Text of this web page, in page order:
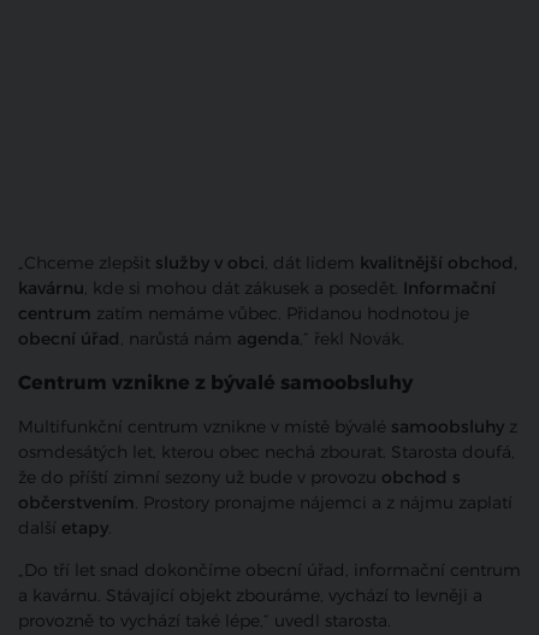
„Chceme zlepšit služby v obci, dát lidem kvalitnější obchod,
kavárnu, kde si mohou dát zákusek a posedět. Informační
centrum zatím nemáme vůbec. Přidanou hodnotou je
obecní úřad, narůstá nám agenda,“ řekl Novák.
Centrum vznikne z bývalé samoobsluhy
Multifunkční centrum vznikne v místě bývalé samoobsluhy z
osmdesátých let, kterou obec nechá zbourat. Starosta doufá,
že do příští zimní sezony už bude v provozu obchod s
občerstvením. Prostory pronajme nájemci a z nájmu zaplatí
další etapy.
„Do tří let snad dokončíme obecní úřad, informační centrum
a kavárnu. Stávající objekt zbouráme, vychází to levněji a
provozně to vychází také lépe,“ uvedl starosta.